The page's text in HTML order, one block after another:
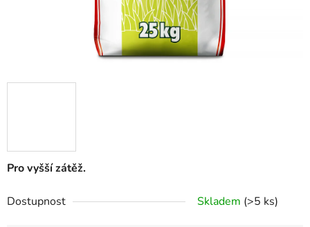
Pro vyšší zátěž.
Dostupnost Skladem (>5 ks)